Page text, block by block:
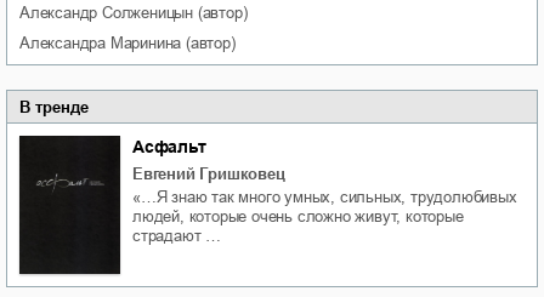
Александр Солженицын (автор)
Александра Маринина (автор)
В тренде
Асфальт
Евгений Гришковец
«…Я знаю так много умных, сильных, трудолюбивых
людей, которые очень сложно живут, которые
страдают …